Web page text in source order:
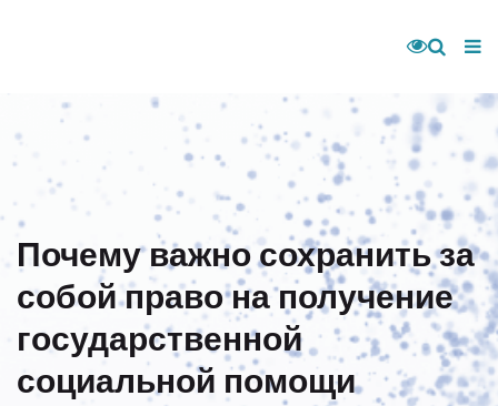
Почему важно сохранить за
собой право на получение
государственной
социальной помощи